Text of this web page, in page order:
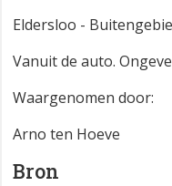
Eldersloo -
Vanuit de auto.
Waargenomen door:
Arno ten Hoeve
Bron